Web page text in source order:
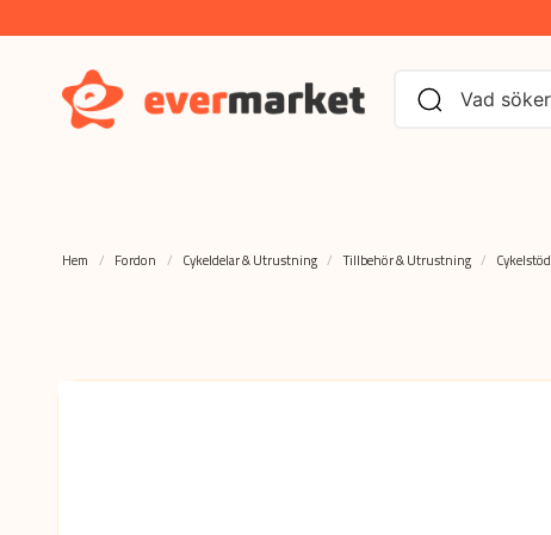
Hem Fordon Cykeldelar & Utrustning Tillbehör & Utrustning Cykelstöd